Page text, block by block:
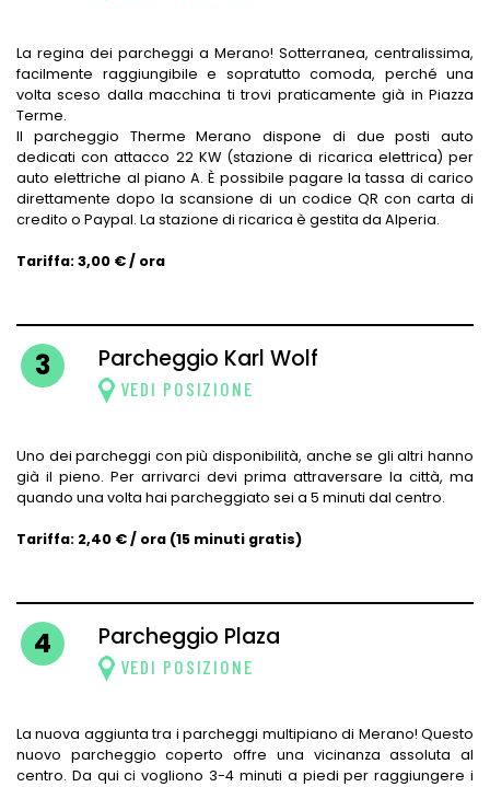
La regina dei parcheggi a Merano! Sotterranea, centralissima,
facilmente raggiungibile e sopratutto comoda, perché una
volta sceso dalla macchina ti trovi praticamente già in Piazza
Terme.
Il parcheggio Therme Merano dispone di due posti auto
dedicati con attacco 22 KW (stazione di ricarica elettrica) per
auto elettriche al piano A. È possibile pagare la tassa di carico
direttamente dopo la scansione di un codice QR con carta di
credito o Paypal. La stazione di ricarica è gestita da Alperia.
Tariffa: 3,00 € / ora
3 Parcheggio Karl Wolf
VEDI POSIZIONE
Uno dei parcheggi con più disponibilità, anche se gli altri hanno
già il pieno. Per arrivarci devi prima attraversare la città, ma
quando una volta hai parcheggiato sei a 5 minuti dal centro.
Tariffa: 2,40 € / ora (15 minuti gratis)
4 Parcheggio Plaza
VEDI POSIZIONE
La nuova aggiunta tra i parcheggi multipiano di Merano! Questo
nuovo parcheggio coperto offre una vicinanza assoluta al
centro. Da qui ci vogliono 3-4 minuti a piedi per raggiungere i